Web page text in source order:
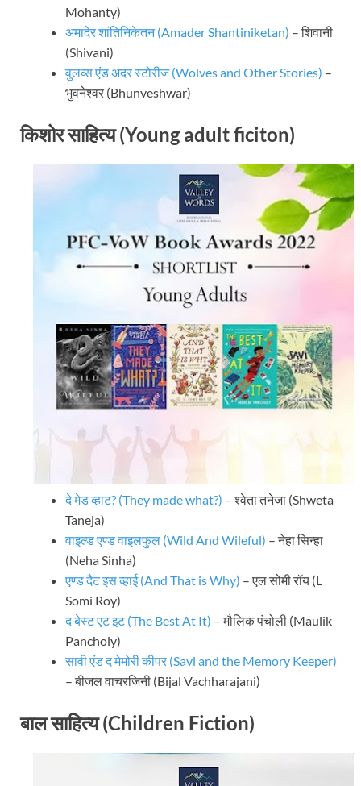
Mohanty)
अमादेर शांतिनिकेतन (Amader Shantiniketan) – शिवानी
(Shivani)
वुलव्स एंड अदर स्टोरीज (Wolves and Other Stories) –
भुवनेश्वर (Bhunveshwar)
किशोर साहित्य (Young adult ficiton)
दे मेड व्हाट? (They made what?) – श्वेता तनेजा (Shweta
Taneja)
वाइल्ड एण्ड वाइलफुल (Wild And Wileful) – नेहा सिन्हा
(Neha Sinha)
एण्ड दैट इस व्हाई (And That is Why) – एल सोमी रॉय (L
Somi Roy)
द बेस्ट एट इट (The Best At It) – मौलिक पंचोली (Maulik
Pancholy)
सावी एंड द मेमोरी कीपर (Savi and the Memory Keeper)
– बीजल वाचरजिनी (Bijal Vachharajani)
बाल साहित्य (Children Fiction)